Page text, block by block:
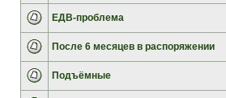
ЕДВ-проблема
После 6 месяцев в распоряжении
Подъёмные